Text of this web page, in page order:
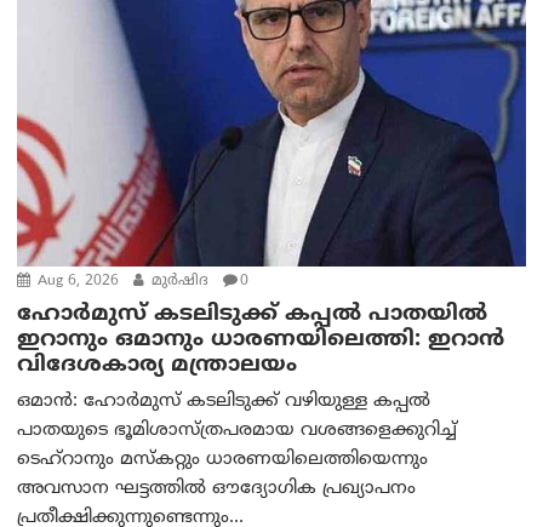
Aug 6, 2026 മുര്‍ഷിദ 0
ഹോർമുസ് കടലിടുക്ക് കപ്പൽ പാതയിൽ
ഇറാനും ഒമാനും ധാരണയിലെത്തി: ഇറാൻ
വിദേശകാര്യ മന്ത്രാലയം
ഒമാന്‍: ഹോർമുസ് കടലിടുക്ക് വഴിയുള്ള കപ്പൽ
പാതയുടെ ഭൂമിശാസ്ത്രപരമായ വശങ്ങളെക്കുറിച്ച്
ടെഹ്‌റാനും മസ്‌കറ്റും ധാരണയിലെത്തിയെന്നും
അവസാന ഘട്ടത്തിൽ ഔദ്യോഗിക പ്രഖ്യാപനം
പ്രതീക്ഷിക്കുന്നുണ്ടെന്നും...